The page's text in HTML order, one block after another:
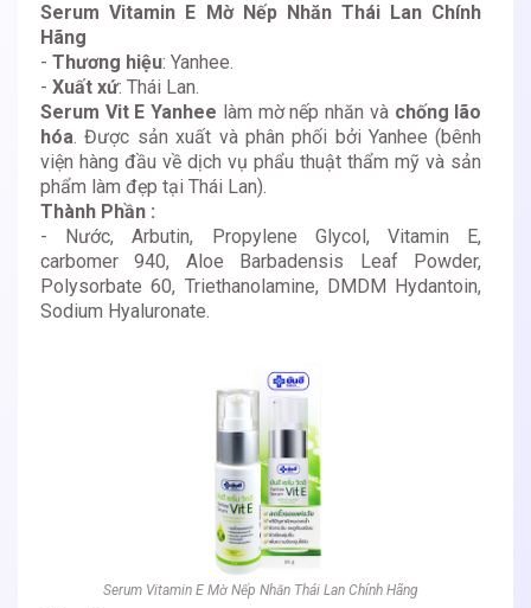
Serum Vitamin E Mờ Nếp Nhăn Thái Lan Chính
Hãng
- Thương hiệu: Yanhee.
- Xuất xứ: Thái Lan.
Serum Vit E Yanhee làm mờ nếp nhăn và chống lão
hóa. Được sản xuất và phân phối bởi Yanhee (bênh
viện hàng đầu về dịch vụ phẩu thuật thẩm mỹ và sản
phẩm làm đẹp tại Thái Lan).
Thành Phần :
- Nước, Arbutin, Propylene Glycol, Vitamin E,
carbomer 940, Aloe Barbadensis Leaf Powder,
Polysorbate 60, Triethanolamine, DMDM Hydantoin,
Sodium Hyaluronate.
Serum Vitamin E Mờ Nếp Nhăn Thái Lan Chính Hãng